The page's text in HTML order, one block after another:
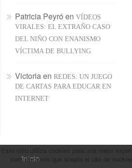
Patricia Peyró en VÍDEOS
VIRALES: EL EXTRAÑO CASO
DEL NIÑO CON ENANISMO
VÍCTIMA DE BULLYING
Victoriaen REDES: UN JUEGO
DE CARTAS PARA EDUCAR EN
INTERNET
Inicio
consideramos que acepta el uso de cookies.